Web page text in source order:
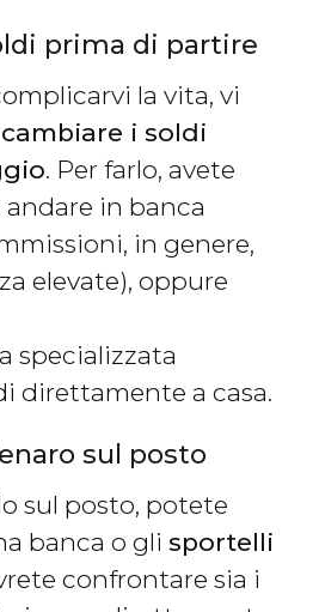
prima di partire
la vita, vi
cambiare i soldi
. Per farlo, avete
in banca
in genere,
elevate), oppure
specializzata
direttamente a casa.
sul posto
sul posto, potete
banca o gli sportelli
confrontare sia i